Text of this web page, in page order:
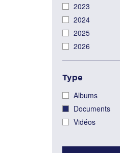
2023
2024
2025
2026
Type
Albums
Documents
Vidéos